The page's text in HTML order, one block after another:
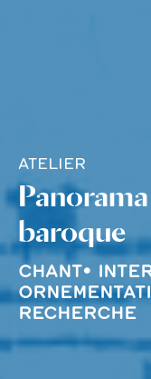
ATELIER
baroque
CHANT•
RECHERCHE